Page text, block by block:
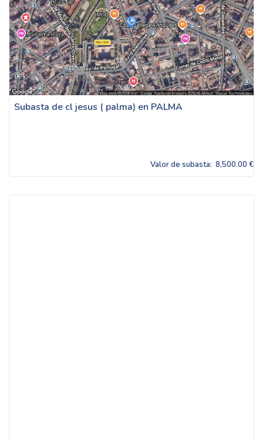
Subasta de cl jesus ( palma) en PALMA
Valor de subasta: 8,500.00 €